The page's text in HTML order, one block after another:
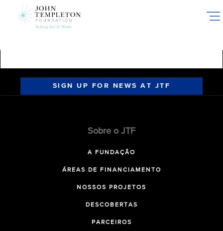
SIGN UP FOR NEWS AT JTF
Sobre o JTF
A FUNDAÇÃO
ÁREAS DE FINANCIAMENTO
NOSSOS PROJETOS
DESCOBERTAS
PARCEIROS